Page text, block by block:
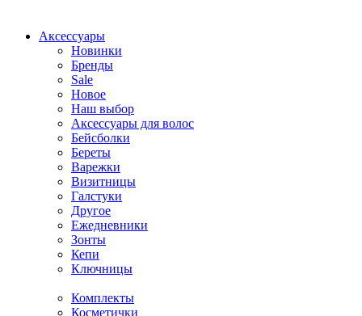
Аксессуары
Новинки
Бренды
Sale
Новое
Наш выбор
Аксессуары для волос
Бейсболки
Береты
Варежки
Визитницы
Галстуки
Другое
Ежедневники
Зонты
Кепи
Ключницы
Комплекты
Косметички